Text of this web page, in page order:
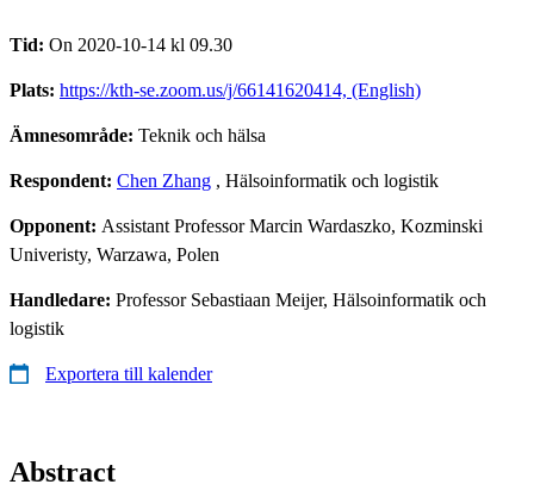
Tid: On 2020-10-14 kl 09.30
Plats: https://kth-se.zoom.us/j/66141620414, (English)
Ämnesområde: Teknik och hälsa
Respondent: Chen Zhang , Hälsoinformatik och logistik
Opponent: Assistant Professor Marcin Wardaszko, Kozminski
Univeristy, Warzawa, Polen
Handledare: Professor Sebastiaan Meijer, Hälsoinformatik och
logistik
Exportera till kalender
Abstract